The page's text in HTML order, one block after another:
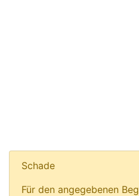
Schade
Für den angegebenen